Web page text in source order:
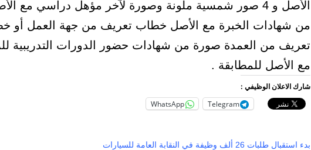
الأصل و 4 صور شمسية ملونة وصورة لآخر مؤهل دراسي مع
من شهادات الخبرة مع الأصل خطاب تعريف من جهة العمل أو
تعريف من العمدة صورة من شهادات حضور الدورات التدريبية
مع الأصل للمطابقة .
شارك الاعلان الوظيفي :
Telegram
WhatsApp
بدء استقبال طلبات 26 ألف وظيفة في النقابة العامة للسيارات